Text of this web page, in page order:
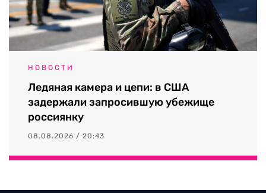
НОВОСТИ
Ледяная камера и цепи: в США
задержали запросившую убежище
россиянку
08.08.2026 / 20:43